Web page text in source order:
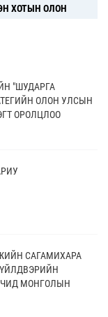
ХОТЫН ОЛОН
ОЛОН УЛСЫН
ХҮНСНИЙ
- 2026
"ШУДАРГА
ОЛОН УЛСЫН
ОРОЛЦЛОО
САГАМИХАРА
МОНГОЛЫН
ҮЙЛДВЭРИЙН